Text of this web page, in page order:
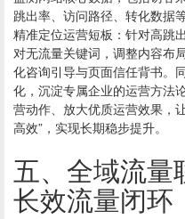
跳出率、访问路径、转化数据
精准定位运营短板：针对高跳
对无流量关键词，调整内容布
化咨询引导与页面信任背书。
化，沉淀专属企业的运营方法
营动作、放大优质运营效果，
高效”，实现长期稳步提升。
五、全域流量
长效流量闭环